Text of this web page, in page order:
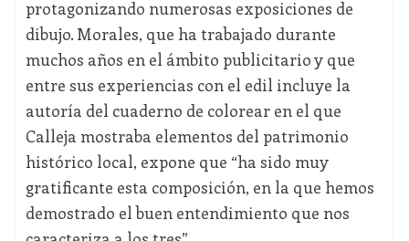
protagonizando numerosas exposiciones de
dibujo. Morales, que ha trabajado durante
muchos años en el ámbito publicitario y que
entre sus experiencias con el edil incluye la
autoría del cuaderno de colorear en el que
Calleja mostraba elementos del patrimonio
histórico local, expone que “ha sido muy
gratificante esta composición, en la que hemos
demostrado el buen entendimiento que nos